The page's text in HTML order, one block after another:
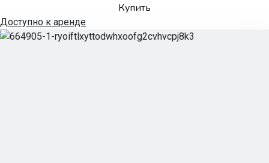
Купить
Доступно к аренде